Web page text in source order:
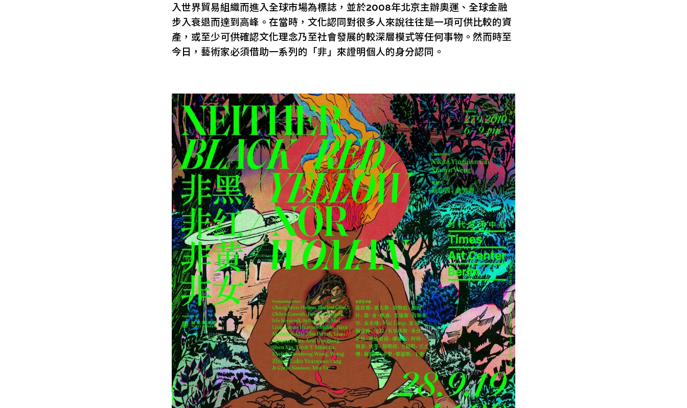
入世界貿易組織而進入全球市場為標誌，並於2008年北京主辦奧運、全球金融
步入衰退而達到高峰。在當時，文化認同對很多人來說往往是一項可供比較的資
產，或至少可供確認文化理念乃至社會發展的較深層模式等任何事物。然而時至
今日，藝術家必須借助一系列的「非」來證明個人的身分認同。